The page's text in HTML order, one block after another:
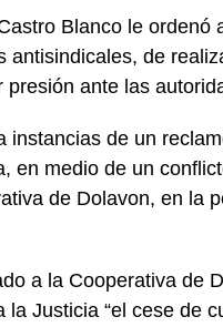
Blanco le ordenó
antisindicales, de
ante las
instancias de un
en medio de un
de Dolavon, en la
a la Cooperativa de
la Justicia “el cese de